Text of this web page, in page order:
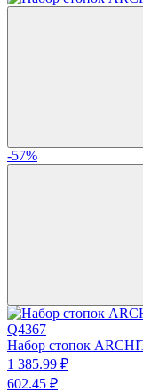
-57%
Q4367
Набор стопок
1 385.99 ₽
602.45 ₽